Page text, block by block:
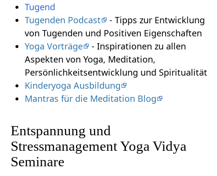
Tugend
Tugenden Podcast
- Tipps zur Entwicklung
von Tugenden und Positiven Eigenschaften
Yoga Vorträge
- Inspirationen zu allen
Aspekten von Yoga, Meditation,
Persönlichkeitsentwicklung und Spiritualität
Kinderyoga Ausbildung
Mantras für die Meditation Blog
Entspannung und
Stressmanagement Yoga Vidya
Seminare